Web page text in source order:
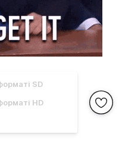
SD
HD